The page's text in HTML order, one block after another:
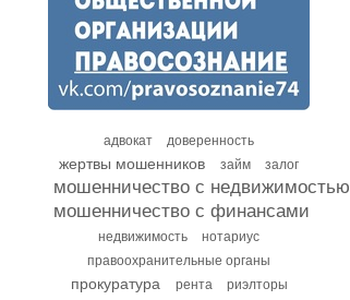
адвокат доверенность
жертвы мошенников займ залог
мошенничество с недвижимостью
мошенничество с финансами
недвижимость
нотариус
правоохранительные органы
прокуратура рента
риэлторы